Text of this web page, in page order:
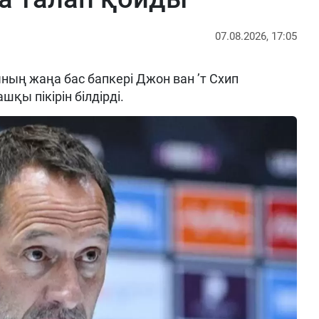
07.08.2026, 17:05
жаңа бас бапкері Джон ван ’т Схип
пікірін білдірді.